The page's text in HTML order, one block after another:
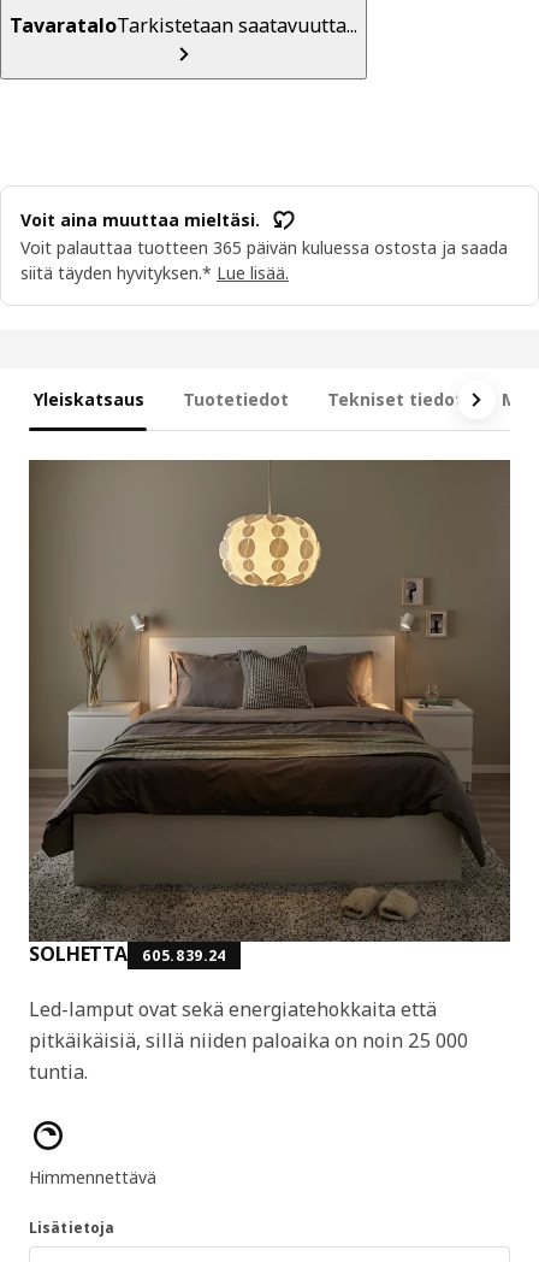
TavarataloTarkistetaan saatavuutta...
Voit aina muuttaa mieltäsi.
Voit palauttaa tuotteen 365 päivän kuluessa ostosta ja saada
siitä täyden hyvityksen.* Lue lisää.
Yleiskatsaus Tuotetiedot Tekniset tiedot
SOLHETTA 605.839.24
Led-lamput ovat sekä energiatehokkaita että
pitkäikäisiä, sillä niiden paloaika on noin 25 000
tuntia.
Tuotteen ominaisuudet
Himmennettävä
Lisätietoja